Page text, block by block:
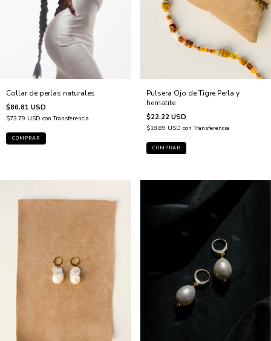
Collar de perlas naturales
$86.81 USD
$73.79 USD con Transferencia
Pulsera Ojo de Tigre Perla y
hematite
$22.22 USD
$18.89 USD con Transferencia